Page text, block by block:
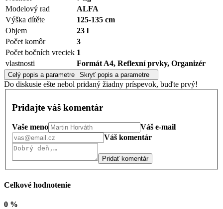
Modelový rad
ALFA
Výška dítěte
125-135 cm
Objem
23 l
Počet komôr
3
Počet bočních vreciek 1
vlastnosti
Formát A4, Reflexní prvky, Organizér
Celý popis a parametre Skryť popis a parametre
Do diskusie ešte nebol pridaný žiadny príspevok, buďte prvý!
Pridajte váš komentár
Vaše meno
Váš e-mail
Váš komentár
Pridať komentár
Celkové hodnotenie
0 %